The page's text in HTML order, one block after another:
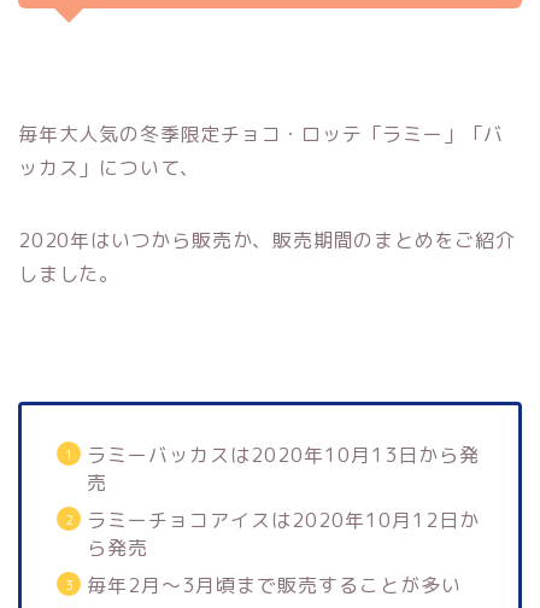
毎年大人気の冬季限定チョコ・ロッテ「ラミー」「バ
ッカス」について、
2020年はいつから販売か、販売期間のまとめをご紹介
しました。
ラミーバッカスは2020年10月13日から発
売
ラミーチョコアイスは2020年10月12日か
ら発売
毎年2月～3月頃まで販売することが多い